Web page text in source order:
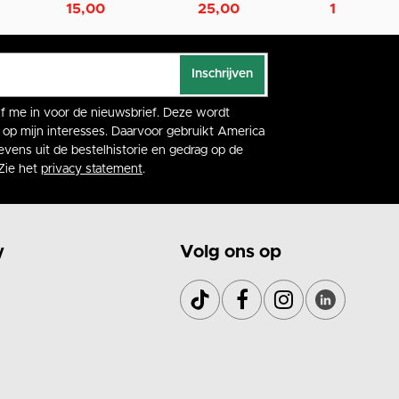
15,00
25,00
15,00
Inschrijven
me in voor de nieuwsbrief. Deze wordt
mijn interesses. Daarvoor gebruikt America
uit de bestelhistorie en gedrag op de
het privacy statement.
Volg ons op